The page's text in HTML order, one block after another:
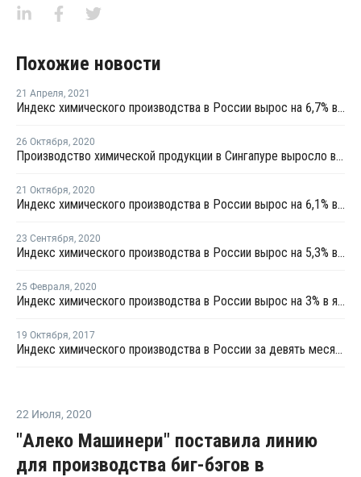
Похожие новости
21 Апреля, 2021
Индекс химического производства в России вырос на 6,7% в первом квартале
26 Октября, 2020
Производство химической продукции в Сингапуре выросло в сентябре на 0,4%
21 Октября, 2020
Индекс химического производства в России вырос на 6,1% в январе - сентябре
23 Сентября, 2020
Индекс химического производства в России вырос на 5,3% в январе - августе
25 Февраля, 2020
Индекс химического производства в России вырос на 3% в январе
19 Октября, 2017
Индекс химического производства в России за девять месяцев вырос на 5,6%
22 Июля, 2020
"Алеко Машинери" поставила линию
для производства биг-бэгов в